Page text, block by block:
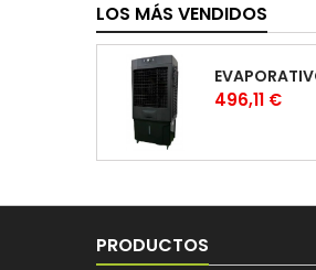
LOS MÁS VENDIDOS
Precio
496,11 €
PRODUCTOS